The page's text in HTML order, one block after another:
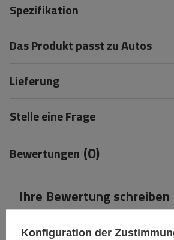
Spezifikation
Das Produkt passt zu Autos
Lieferung
Stelle eine Frage
Bewertungen (0)
Ihre Bewertung schreiben
Konfiguration der